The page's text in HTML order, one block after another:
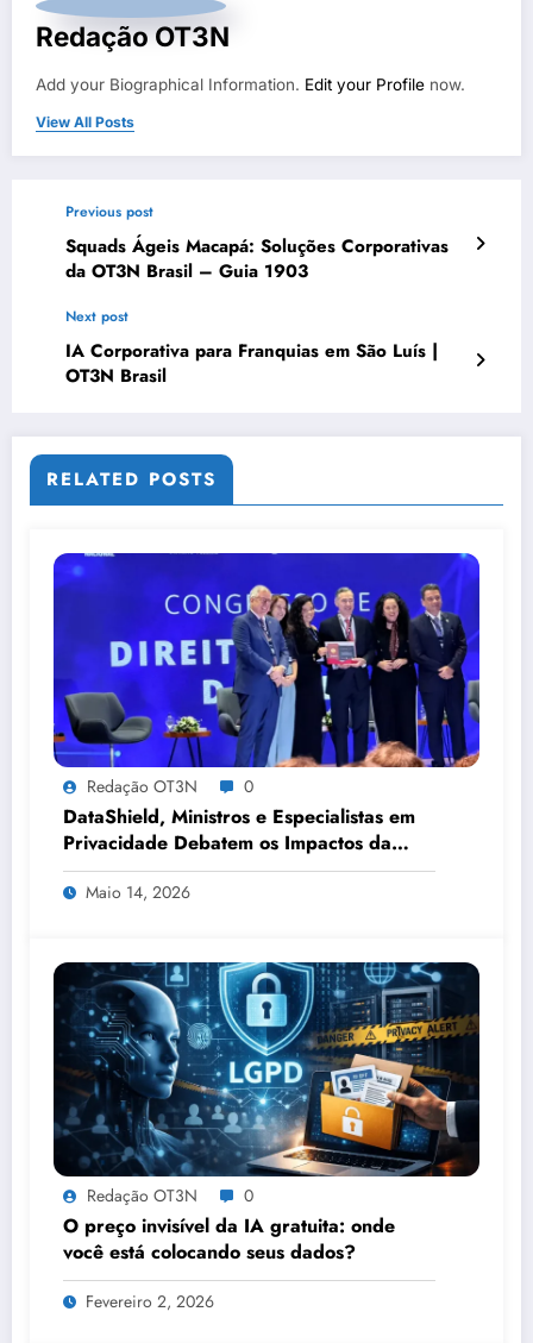
Redação OT3N
Add your Biographical Information. Edit your Profile now.
View All Posts
Previous post
Squads Ágeis Macapá: Soluções Corporativas
da OT3N Brasil – Guia 1903
Next post
IA Corporativa para Franquias em São Luís |
OT3N Brasil
RELATED POSTS
Redação OT3N 0
DataShield, Ministros e Especialistas em
Privacidade Debatem os Impactos da
Tecnologia, IA e Proteção de Dados no
Congresso de Direito Digital da OAB
Maio 14, 2026
Redação OT3N 0
O preço invisível da IA gratuita: onde
você está colocando seus dados?
Fevereiro 2, 2026